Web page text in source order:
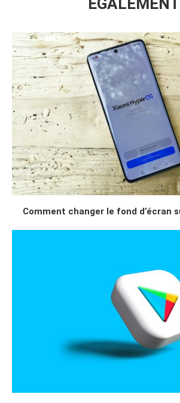
ÉGALEMENT
Comment changer le fond d’écran